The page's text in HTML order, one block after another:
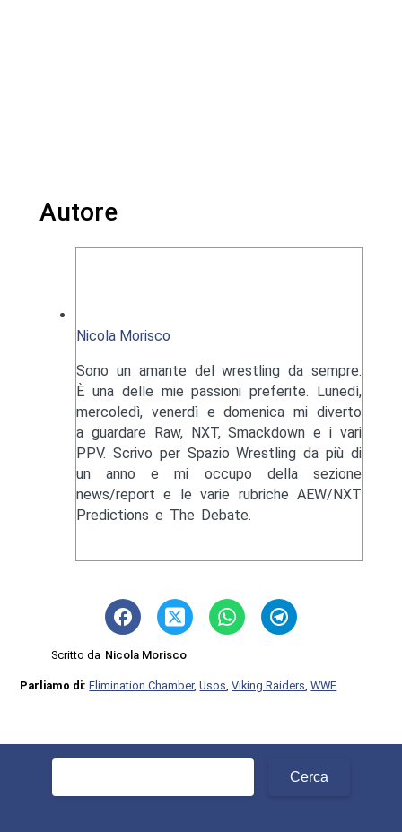
Autore
Nicola Morisco
Sono un amante del wrestling da sempre.
È una delle mie passioni preferite. Lunedì,
mercoledì, venerdì e domenica mi diverto
a guardare Raw, NXT, Smackdown e i vari
PPV. Scrivo per Spazio Wrestling da più di
un anno e mi occupo della sezione
news/report e le varie rubriche AEW/NXT
Predictions e The Debate.
Scritto da Nicola Morisco
Parliamo di:Elimination Chamber,Usos ,Viking Raiders ,WWE